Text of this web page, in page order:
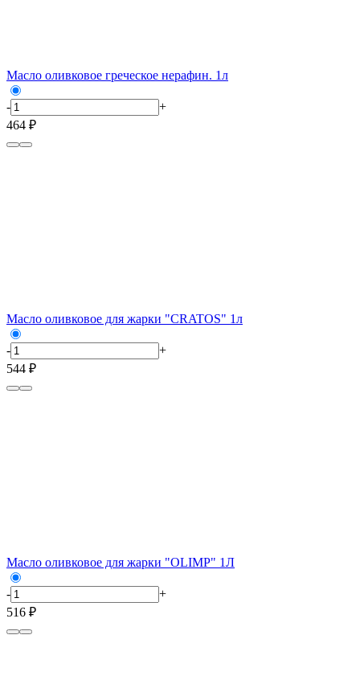
Масло оливковое греческое нерафин. 1л
-
+
464 ₽
Масло оливковое для жарки "CRATOS" 1л
-
+
544 ₽
Масло оливковое для жарки "OLIMP" 1Л
-
+
516 ₽